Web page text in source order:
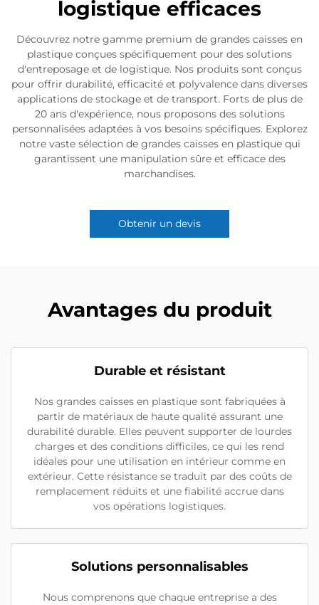
logistique efficaces
Découvrez notre gamme premium de grandes caisses en
plastique conçues spécifiquement pour des solutions
d'entreposage et de logistique. Nos produits sont conçus
pour offrir durabilité, efficacité et polyvalence dans diverses
applications de stockage et de transport. Forts de plus de
20 ans d'expérience, nous proposons des solutions
personnalisées adaptées à vos besoins spécifiques. Explorez
notre vaste sélection de grandes caisses en plastique qui
garantissent une manipulation sûre et efficace des
marchandises.
Obtenir un devis
Avantages du produit
Durable et résistant
Nos grandes caisses en plastique sont fabriquées à
partir de matériaux de haute qualité assurant une
durabilité durable. Elles peuvent supporter de lourdes
charges et des conditions difficiles, ce qui les rend
idéales pour une utilisation en intérieur comme en
extérieur. Cette résistance se traduit par des coûts de
remplacement réduits et une fiabilité accrue dans
vos opérations logistiques.
Solutions personnalisables
Nous comprenons que chaque entreprise a des